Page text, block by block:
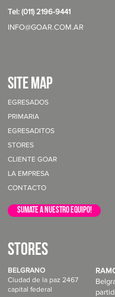
Tel: (011) 2196-9441
INFO@GOAR.COM.AR
site map
EGRESADOS
PRIMARIA
EGRESADITOS
STORES
CLIENTE GOAR
LA EMPRESA
CONTACTO
sumate a nuestro equipo!
STORES
BELGRANO
Ciudad de la paz 2467
capital federal